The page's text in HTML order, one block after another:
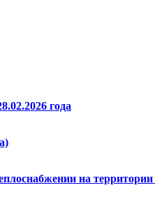
года
на территории